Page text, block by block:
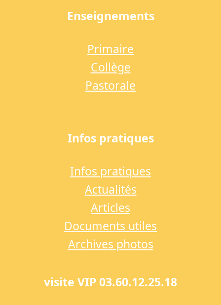
Enseignements
Primaire
Collège
Pastorale
Infos pratiques
Infos pratiques
Actualités
Articles
Documents utiles
Archives photos
visite VIP 03.60.12.25.18